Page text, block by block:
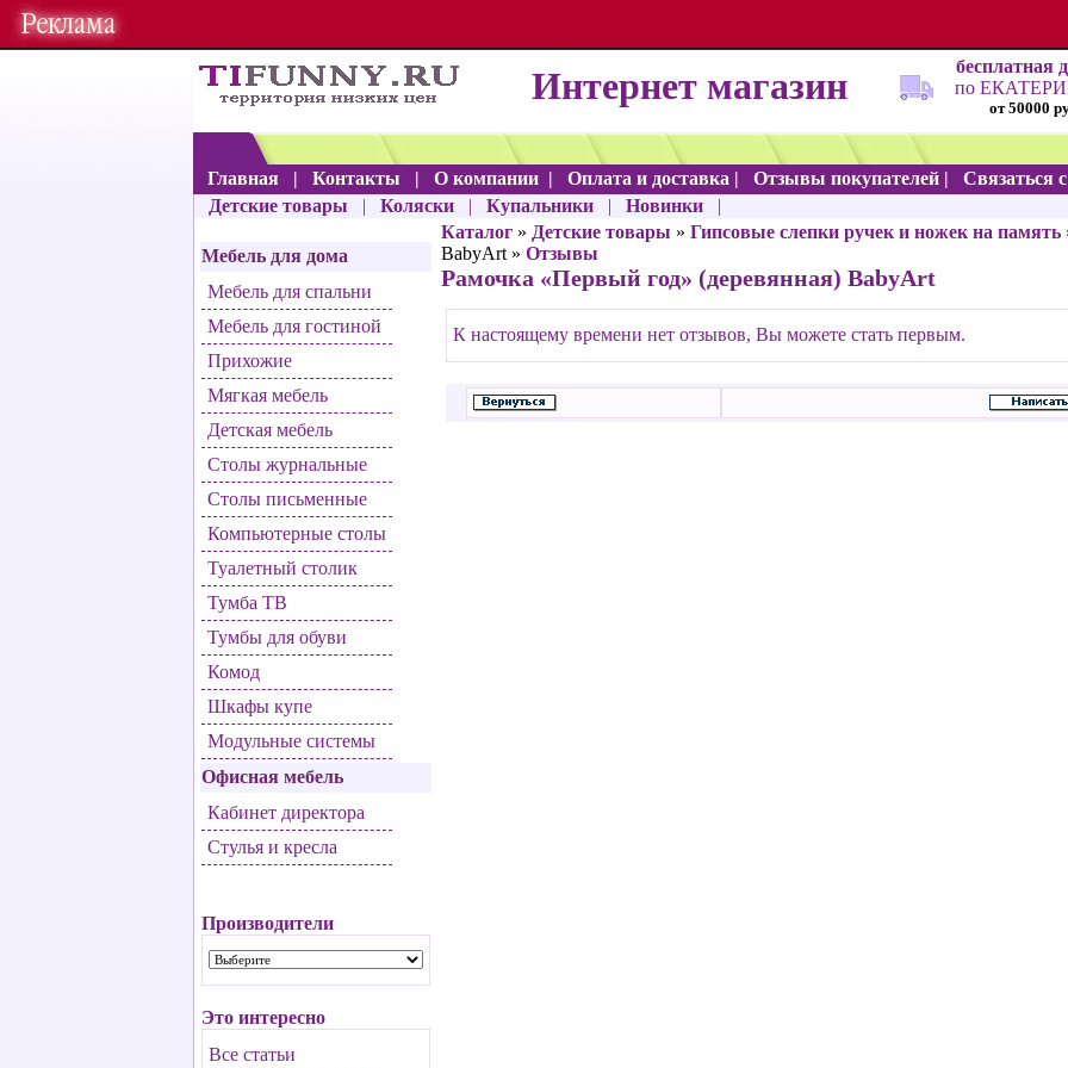
Интернет магазин
бесплатная
по
от 50000
Главная
| Контакты | О компании | Оплата и доставка | Отзывы покупателей |
Связаться
Детские товары
| Коляски | Купальники | Новинки |
Мебель для дома
Мебель для спальни
Мебель для гостиной
Прихожие
Мягкая мебель
Детская мебель
Столы журнальные
Столы письменные
Компьютерные столы
Туалетный столик
Тумба ТВ
Тумбы для обуви
Комод
Шкафы купе
Модульные системы
Офисная мебель
Кабинет директора
Стулья и кресла
Производители
Это интересно
Все статьи
Каталог » Детские товары » Гипсовые слепки ручек и ножек на память
BabyArt » Отзывы
Рамочка «Первый год» (деревянная) BabyArt
К настоящему времени нет отзывов, Вы можете стать первым.